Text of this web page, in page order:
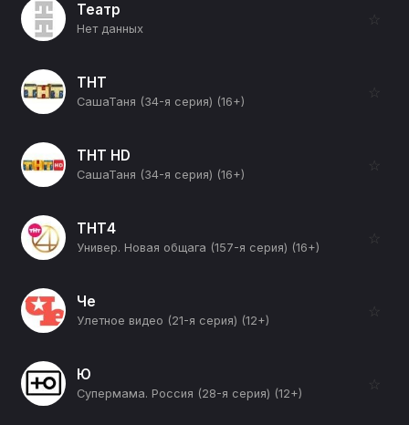
Театр
Нет данных
☆
ТНТ
СашаТаня (34-я серия) (16+)
☆
ТНТ HD
СашаТаня (34-я серия) (16+)
☆
ТНТ4
Универ. Новая общага (157-я серия) (16+)
☆
Че
Улетное видео (21-я серия) (12+)
☆
Ю
Супермама. Россия (28-я серия) (12+)
☆